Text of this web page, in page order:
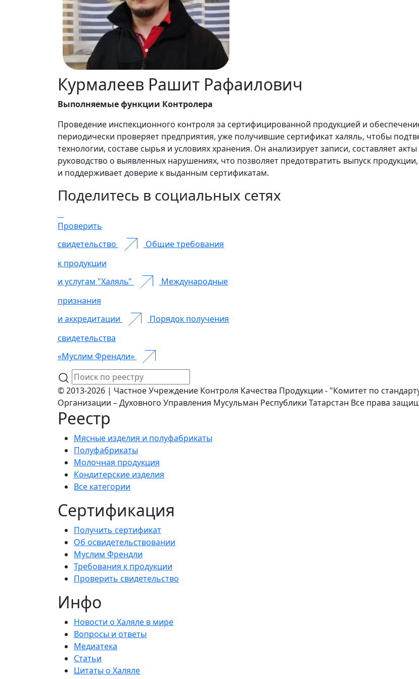
Курмалеев Рашит Рафаилович
Выполняемые функции Контролера
Проведение инспекционного контроля за сертифицированной продукцией и
периодически проверяет предприятия, уже получившие сертификат халяль, чтобы
технологии, составе сырья и условиях хранения. Он анализирует записи, составляет
руководство о выявленных нарушениях, что позволяет предотвратить выпуск
и поддерживает доверие к выданным сертификатам.
Поделитесь в социальных сетях
Проверить
свидетельство
Общие требования
к продукции
и услугам "Халяль"
Международные
признания
и аккредитации
Порядок получения
свидетельства
«Муслим Френдли»
© 2013-2026 | Частное Учреждение Контроля Качества Продукции - "Комитет по
Организации – Духовного Управления Мусульман Республики Татарстан Все права
Реестр
Мясные изделия и полуфабрикаты
Полуфабрикаты
Молочная продукция
Кондитерские изделия
Все категории
Сертификация
Получить сертификат
Об освидетельствовании
Муслим Френдли
Требования к продукции
Проверить свидетельство
Инфо
Новости о Халяле в мире
Вопросы и ответы
Медиатека
Статьи
Цитаты о Халяле